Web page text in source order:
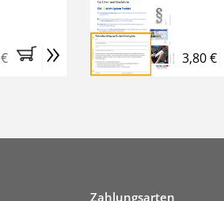
und Versandkosten).Nach 2 Monaten
endet automatisch, es
» 3,80 €
Zahlungsarten